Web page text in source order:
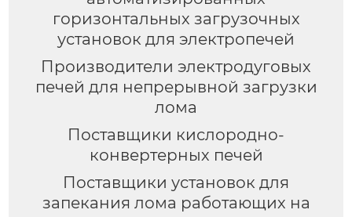
горизонтальных загрузочных
установок для электропечей
Производители электродуговых
печей для непрерывной загрузки
лома
Поставщики кислородно-
конвертерных печей
Поставщики установок для
запекания лома работающих на